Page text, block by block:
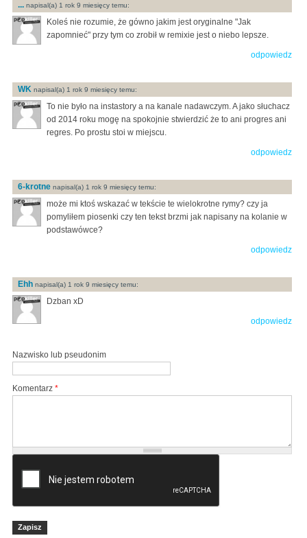
... napisal(a) 1 rok 9 miesięcy temu:
Koleś nie rozumie, że gówno jakim jest oryginalne "Jak
zapomnieć" przy tym co zrobił w remixie jest o niebo lepsze.
odpowiedz
WK napisal(a) 1 rok 9 miesięcy temu:
To nie było na instastory a na kanale nadawczym. A jako słuchacz
od 2014 roku mogę na spokojnie stwierdzić że to ani progres ani
regres. Po prostu stoi w miejscu.
odpowiedz
6-krotne napisal(a) 1 rok 9 miesięcy temu:
może mi ktoś wskazać w tekście te wielokrotne rymy? czy ja
pomyliłem piosenki czy ten tekst brzmi jak napisany na kolanie w
podstawówce?
odpowiedz
Ehh napisal(a) 1 rok 9 miesięcy temu:
Dzban xD
odpowiedz
Nazwisko lub pseudonim
Komentarz *